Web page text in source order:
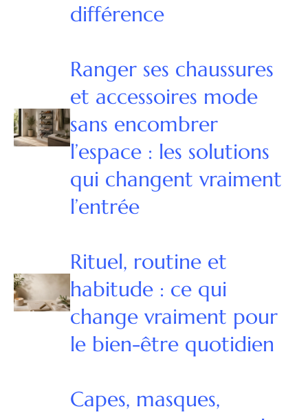
différence
Ranger ses chaussures
et accessoires mode
sans encombrer
l’espace : les solutions
qui changent vraiment
l’entrée
Rituel, routine et
habitude : ce qui
change vraiment pour
le bien-être quotidien
Capes, masques,